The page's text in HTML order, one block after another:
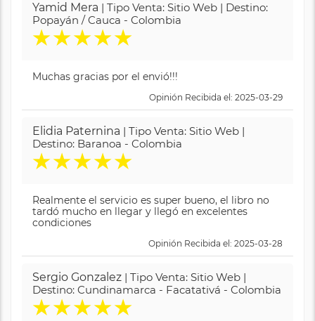
Yamid Mera | Tipo Venta: Sitio Web | Destino:
Popayán / Cauca - Colombia
★★★★★
Muchas gracias por el envió!!!
Opinión Recibida el: 2025-03-29
Elidia Paternina | Tipo Venta: Sitio Web |
Destino: Baranoa - Colombia
★★★★★
Realmente el servicio es super bueno, el libro no
tardó mucho en llegar y llegó en excelentes
condiciones
Opinión Recibida el: 2025-03-28
Sergio Gonzalez | Tipo Venta: Sitio Web |
Destino: Cundinamarca - Facatativá - Colombia
★★★★★